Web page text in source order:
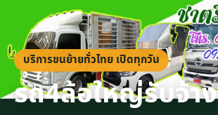
บริการขนย้ายทั่วไทย เปิดทุกวัน
รถ4ล้อใหญ่รับจ้าง